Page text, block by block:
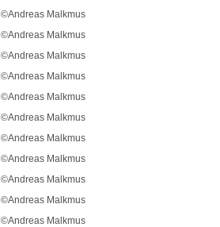
©Andreas Malkmus
©Andreas Malkmus
©Andreas Malkmus
©Andreas Malkmus
©Andreas Malkmus
©Andreas Malkmus
©Andreas Malkmus
©Andreas Malkmus
©Andreas Malkmus
©Andreas Malkmus
©Andreas Malkmus